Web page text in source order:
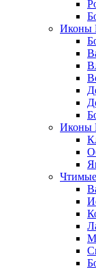
Иконы
Иконы